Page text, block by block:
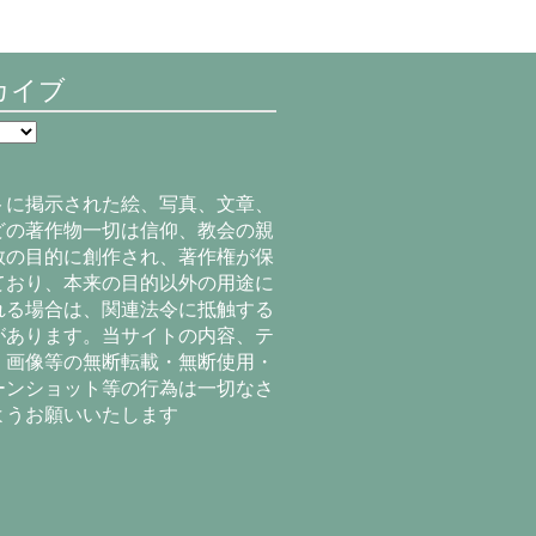
イブ
掲示された絵、写真、文章、
の著作物一切は信仰、教会の親
の目的に創作され、著作権が保
おり、本来の目的以外の用途に
る場合は、関連法令に抵触する
あります。当サイトの内容、テ
像等の無断転載・無断使用・
ショット等の行為は一切なさ
うお願いいたします